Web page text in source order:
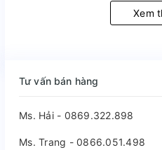
Xem
Tư vấn bán hàng
Ms. Hải - 0869.322.898
Ms. Trang - 0866.051.498